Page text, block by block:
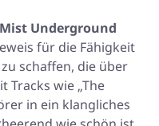
Underground
für die Fähigkeit
schaffen, die über
Tracks wie „The
in ein klangliches